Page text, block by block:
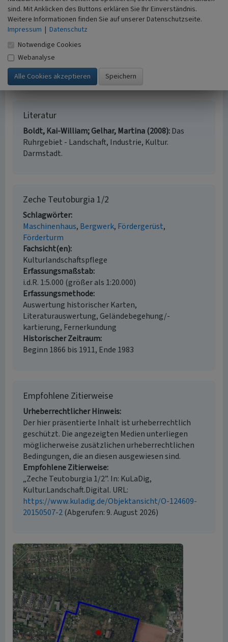
(Kai-William Boldt, Rheinischer Verein für Denkmalpflege
und Landschaftsschutz e.V. / LVR-Fachbereich
Landschaftliche Kulturpflege, 2015)
Internet
www.route-industriekultur.de: Kunstwald Zeche
Teutoburgia (abgerufen am 07.05.2015)
Literatur
Boldt, Kai-William; Gelhar, Martina (2008) Das
Ruhrgebiet - Landschaft, Industrie, Kultur.
Darmstadt.
Zeche Teutoburgia 1/2
Schlagwörter
Maschinenhaus Bergwerk Fördergerüst
Förderturm
Fachsicht(en)
Kulturlandschaftspflege
Erfassungsmaßstab
i.d.R. 1:5.000 (größer als 1:20.000)
Erfassungsmethode
Auswertung historischer Karten,
Literaturauswertung, Geländebegehung/-
kartierung, Fernerkundung
Historischer Zeitraum
Beginn 1866 bis 1911, Ende 1983
Empfohlene Zitierweise
Urheberrechtlicher Hinweis
Der hier präsentierte Inhalt ist urheberrechtlich
geschützt. Die angezeigten Medien unterliegen
möglicherweise zusätzlichen urheberrechtlichen
Bedingungen, die an diesen ausgewiesen sind.
Empfohlene Zitierweise
„Zeche Teutoburgia 1/2”. In: KuLaDig,
Kultur.Landschaft.Digital. URL:
https://www.kuladig.de/Objektansicht/O-124609-
20150507-2(Abgerufen: 9. August 2026)
sind. Mit Anklicken des Buttons erklären Sie Ihr Einverständnis.
Weitere Informationen finden Sie auf unserer Datenschutzseite.
Impressum | Datenschutz
Notwendige Cookies
Webanalyse